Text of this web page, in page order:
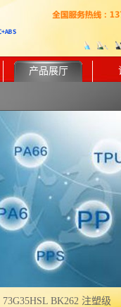
产品展厅
BK262 注塑级